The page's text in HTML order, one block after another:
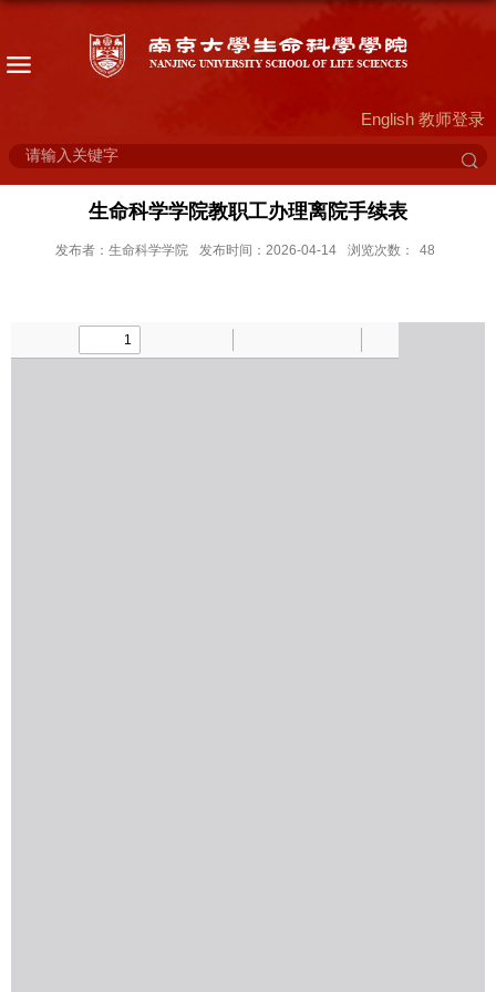
English 教师登录
生命科学学院教职工办理离院手续表
发布者：生命科学学院 发布时间：2026-04-14 浏览次数： 48